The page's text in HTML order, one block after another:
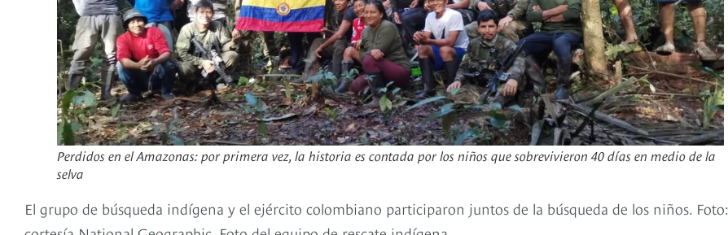
Perdidos en el Amazonas: por primera vez, la historia es contada por los niños que sobrevivieron 40 días en medio de la
selva
El grupo de búsqueda indígena y el ejército colombiano participaron juntos de la búsqueda de los niños. Foto: